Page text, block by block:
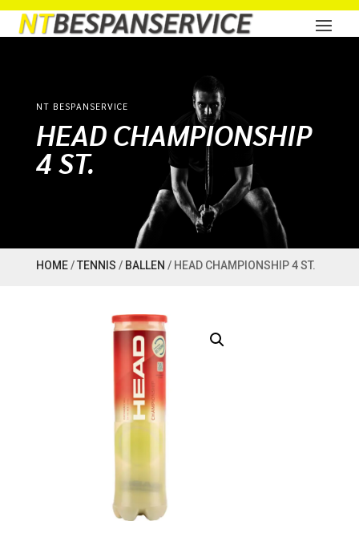
NT BESPANSERVICE
HEAD CHAMPIONSHIP
4 ST.
HOME/TENNIS / BALLEN / HEAD CHAMPIONSHIP 4 ST.